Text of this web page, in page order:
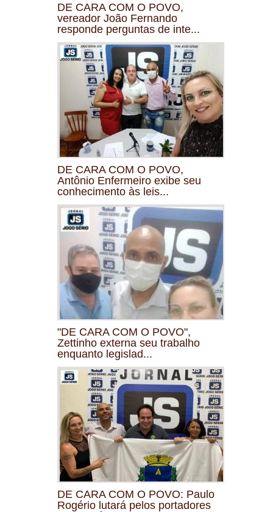
DE CARA COM O POVO,
vereador João Fernando
responde perguntas de inte...
DE CARA COM O POVO,
Antônio Enfermeiro exibe seu
conhecimento às leis...
"DE CARA COM O POVO",
Zettinho externa seu trabalho
enquanto legislad...
DE CARA COM O POVO: Paulo
Rogério lutará pelos portadores